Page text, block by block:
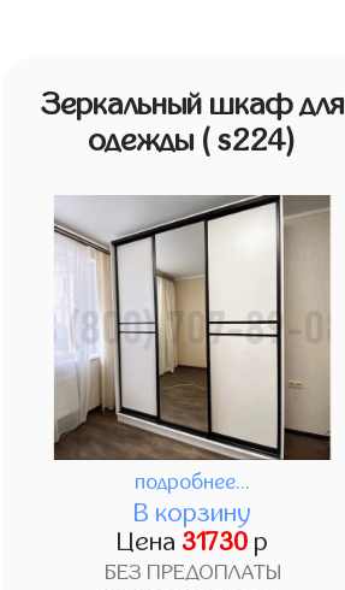
Зеркальный шкаф для
одежды ( s224)
подробнее...
В корзину
Цена 31730 р
БЕЗ ПРЕДОПЛАТЫ